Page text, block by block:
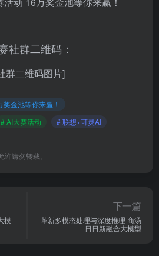
社群二维码：
群二维码图片]
奖金池等你来赢！
# AI大赛活动 # 联想×可灵AI
请勿转载。
模
下一篇
革新多模态处理与深度推理 商汤
日日新融合大模型